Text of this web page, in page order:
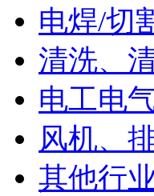
电焊/切
清洗、
电工电
风机、
其他行